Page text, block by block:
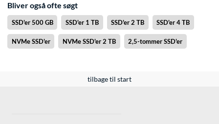
Bliver også ofte søgt
SSD'er 500 GB SSD'er 1 TB SSD'er 2 TB SSD'er 4 TB
NVMe SSD'er NVMe SSD'er 2 TB 2,5-tommer SSD'er
tilbage til start